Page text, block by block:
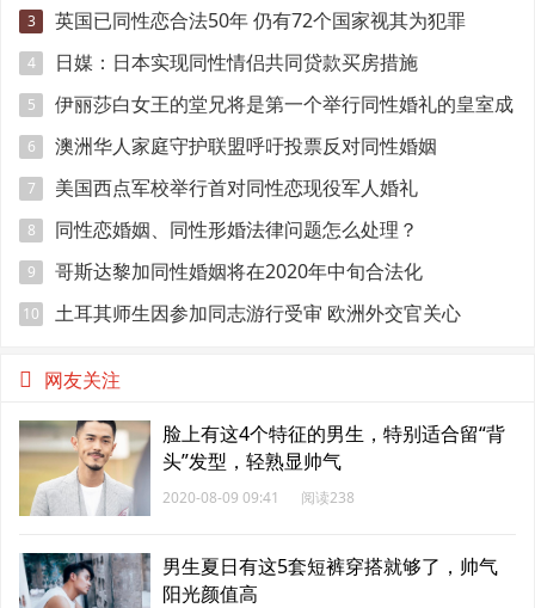
3 英国已同性恋合法50年 仍有72个国家视其为犯罪
4 日媒：日本实现同性情侣共同贷款买房措施
5
伊丽莎白女王的堂兄将是第一个举行同性婚礼的皇室成
员
6 澳洲华人家庭守护联盟呼吁投票反对同性婚姻
7 美国西点军校举行首对同性恋现役军人婚礼
8 同性恋婚姻、同性形婚法律问题怎么处理？
9 哥斯达黎加同性婚姻将在2020年中旬合法化
10 土耳其师生因参加同志游行受审 欧洲外交官关心
网友关注
脸上有这4个特征的男生，特别适合留“背
头”发型，轻熟显帅气
2020-08-09 09:41 阅读238
男生夏日有这5套短裤穿搭就够了，帅气
阳光颜值高